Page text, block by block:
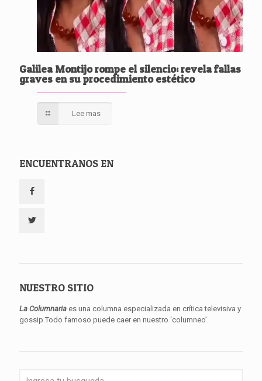
Galilea Montijo rompe el silencio: revela fallas
graves en su procedimiento estético
Lee mas
ENCUENTRANOS EN
NUESTRO SITIO
La Columnaria es una columna especializada en crítica televisiva y
gossip.Todo famoso puede caer en nuestro ‘columneo’.